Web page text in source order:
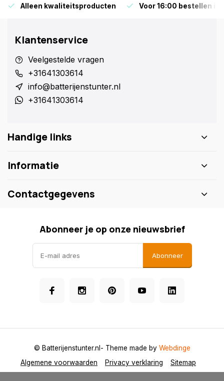
Alleen kwaliteitsproducten Voor 16:00 bestellen is
Klantenservice
Veelgestelde vragen
+31641303614
info@batterijenstunter.nl
+31641303614
Handige links
Informatie
Contactgegevens
Abonneer je op onze nieuwsbrief
Abonneer
Algemene voorwaarden Privacy verklaring Sitemap
© Batterijenstunter.nl - Theme made by Webdinge